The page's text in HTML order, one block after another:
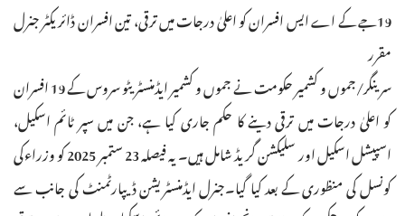
19جے کے اے ایس افسران کو اعلیٰ درجات میں ترقی، تین افسران ڈائریکٹر جنرل
مقرر
سرینگر/جموں و کشمیر حکومت نے جموں و کشمیر ایڈمنسٹریٹو سروس کے 19 افسران
کو اعلیٰ درجات میں ترقی دینے کا حکم جاری کیا ہے، جن میں سپر ٹائم اسکیل،
اسپیشل اسکیل اور سلیکشن گریڈ شامل ہیں۔ یہ فیصلہ 23 ستمبر 2025 کو وزراءکی
کونسل کی منظوری کے بعد کیا گیا۔جنرل ایڈمنسٹریشن ڈیپارٹمنٹ کی جانب سے